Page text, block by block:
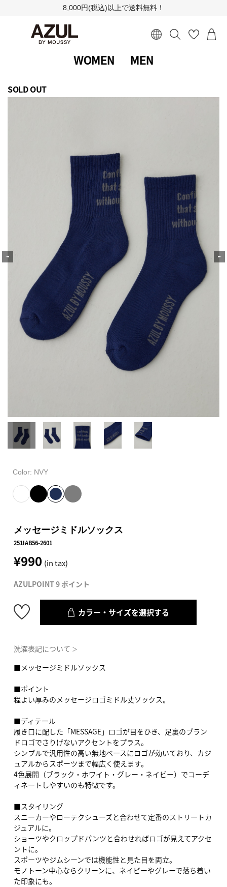
8,000円(税込)以上で送料無料！
WOMEN MEN
SOLD OUT
Color: NVY
メッセージミドルソックス
251IAB56-2601
¥990 (in tax)
AZULPOINT 9 ポイント
カラー・サイズを選択する
洗濯表記について ＞
■メッセージミドルソックス
■ポイント
程よい厚みのメッセージロゴミドル丈ソックス。
■ディテール
履き口に配した「MESSAGE」ロゴが目をひき、足裏のブラン
ドロゴでさりげないアクセントをプラス。
シンプルで汎用性の高い無地ベースにロゴが効いており、カジ
ュアルからスポーツまで幅広く使えます。
4色展開（ブラック・ホワイト・グレー・ネイビー）でコーデ
ィネートしやすいのも特徴です。
■スタイリング
スニーカーやローテクシューズと合わせて定番のストリートカ
ジュアルに。
ショーツやクロップドパンツと合わせればロゴが見えてアクセ
ントに。
スポーツやジムシーンでは機能性と見た目を両立。
モノトーン中心ならクリーンに、ネイビーやグレーで落ち着い
た印象にも。